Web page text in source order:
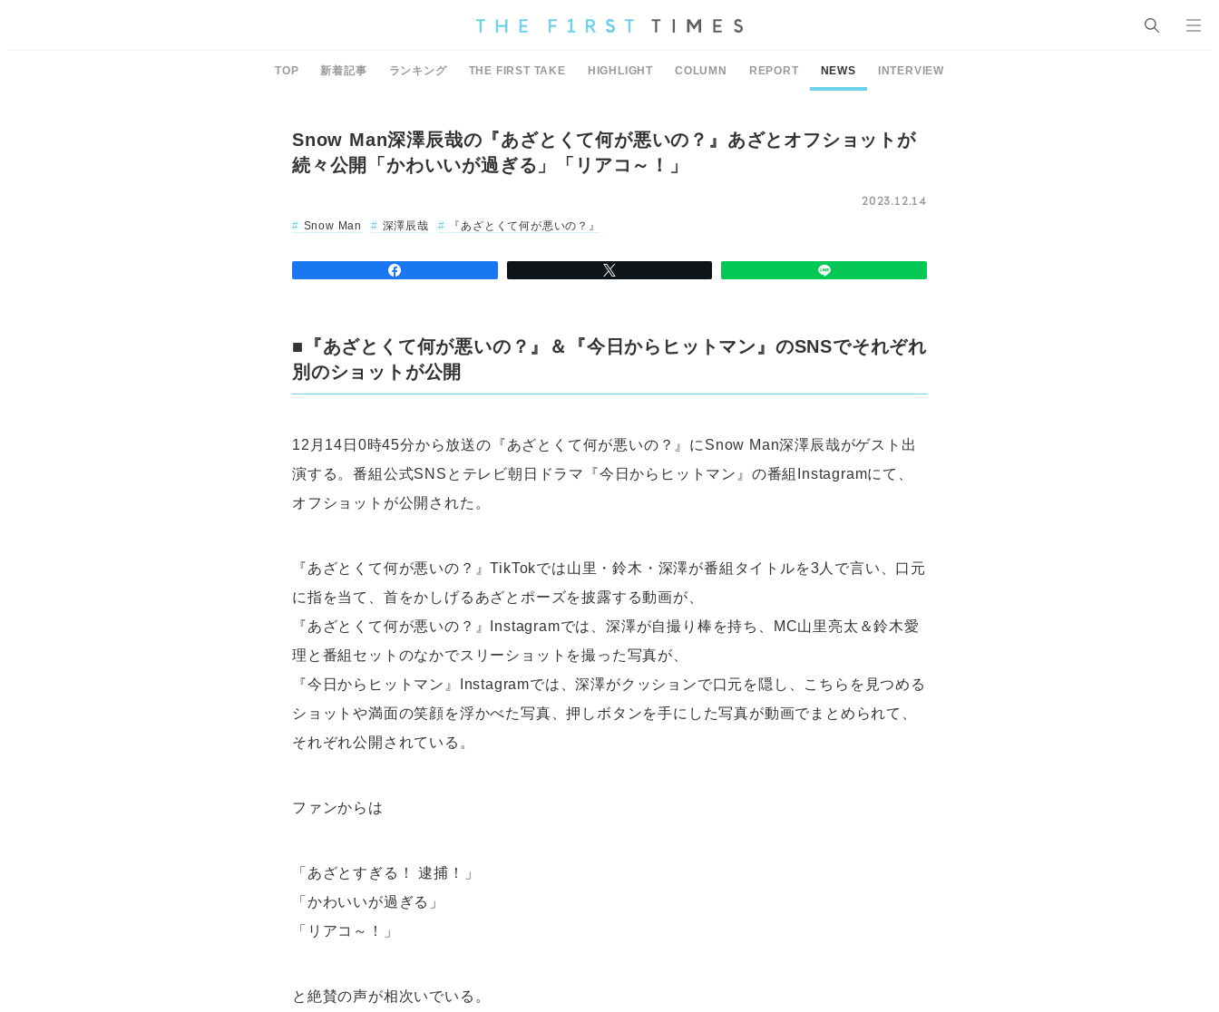
TOP 新着記事 ランキング THE FIRST TAKE HIGHLIGHT COLUMN REPORT NEWS INTERVIEW
Snow Man深澤辰哉の『あざとくて何が悪いの？』あざとオフショットが
続々公開「かわいいが過ぎる」「リアコ～！」
2023.12.14
Snow Man
深澤辰哉 『あざとくて何が悪いの？』
■『あざとくて何が悪いの？』＆『今日からヒットマン』のSNSでそれぞれ
別のショットが公開
12月14日0時45分から放送の『あざとくて何が悪いの？』にSnow Man深澤辰哉がゲスト出
演する。番組公式SNSとテレビ朝日ドラマ『今日からヒットマン』の番組Instagramにて、
オフショットが公開された。
『あざとくて何が悪いの？』TikTokでは山里・鈴木・深澤が番組タイトルを3人で言い、口元
に指を当て、首をかしげるあざとポーズを披露する動画が、
『あざとくて何が悪いの？』Instagramでは、深澤が自撮り棒を持ち、MC山里亮太＆鈴木愛
理と番組セットのなかでスリーショットを撮った写真が、
『今日からヒットマン』Instagramでは、深澤がクッションで口元を隠し、こちらを見つめる
ショットや満面の笑顔を浮かべた写真、押しボタンを手にした写真が動画でまとめられて、
それぞれ公開されている。
ファンからは
「あざとすぎる！ 逮捕！」
「かわいいが過ぎる」
「リアコ～！」
と絶賛の声が相次いでいる。